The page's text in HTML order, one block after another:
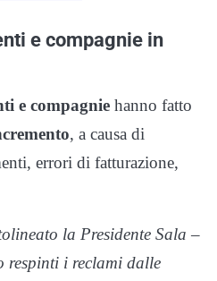
e compagnie in
e compagnie hanno fatto
, a causa di
errori di fatturazione,
la Presidente Sala –
respinti i reclami dalle